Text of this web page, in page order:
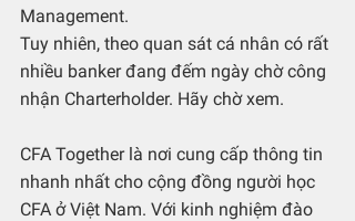
Management.
Tuy nhiên, theo quan sát cá nhân có rất
nhiều banker đang đếm ngày chờ công
nhận Charterholder. Hãy chờ xem.
CFA Together là nơi cung cấp thông tin
nhanh nhất cho cộng đồng người học
CFA ở Việt Nam. Với kinh nghiệm đào